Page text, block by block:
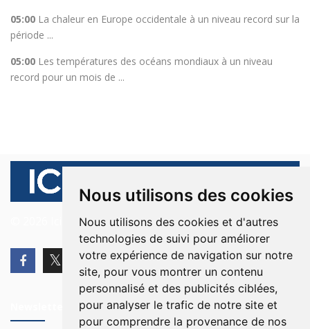
Nous utilisons des cookies
Nous utilisons des cookies et d'autres
technologies de suivi pour améliorer
votre expérience de navigation sur notre
site, pour vous montrer un contenu
personnalisé et des publicités ciblées,
pour analyser le trafic de notre site et
pour comprendre la provenance de nos
05:00 La chaleur en Europe occidentale à un niveau record sur la
période ...
05:00 Les températures des océans mondiaux à un niveau
record pour un mois de ...
© 2026 Ici Beyrouth. Tous les droits sont réservés.